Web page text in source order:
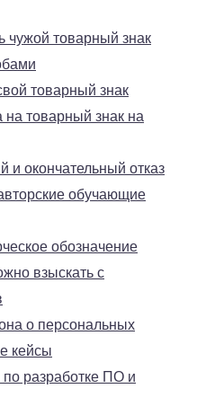
чужой товарный знак
товарный знак
товарный знак на
и окончательный отказ
обучающие
обозначение
взыскать с
о персональных
кейсы
разработке ПО и